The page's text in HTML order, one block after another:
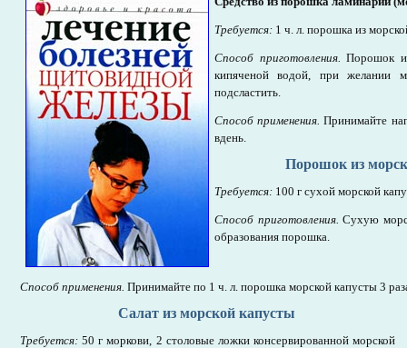
Требуется: 1 ч. л. порошка из
Способ приготовления. Порошок
кипяченой водой, при желании
подсластить.
Способ применения.Принимайте
вдень.
Порошок из
Требуется: 100 г сухой морской
Способ приготовления. Сухую
образования порошка.
Способ применения. Принимайте по 1 ч. л. порошка морской капусты 3
Салат из морской капусты
Требуется:50 г моркови, 2 столовые ложки консервированной морской